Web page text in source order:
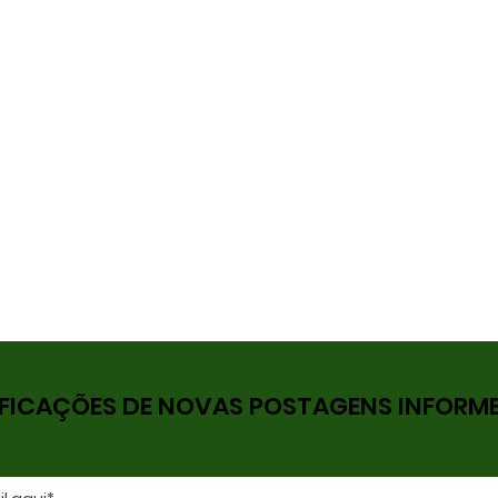
DE NOVAS POSTAGENS